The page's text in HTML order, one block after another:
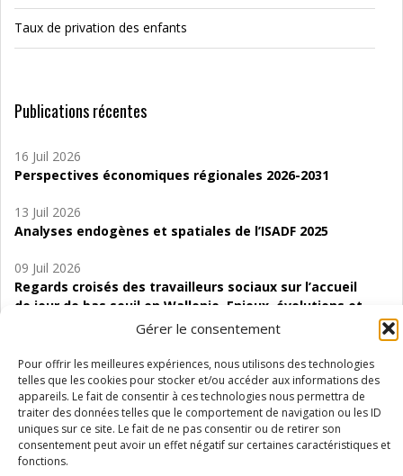
Gérer le consentement
Pour offrir les meilleures expériences, nous utilisons des technologies
telles que les cookies pour stocker et/ou accéder aux informations des
appareils. Le fait de consentir à ces technologies nous permettra de
traiter des données telles que le comportement de navigation ou les ID
uniques sur ce site. Le fait de ne pas consentir ou de retirer son
consentement peut avoir un effet négatif sur certaines caractéristiques et
fonctions.
Taux de privation des enfants
Publications récentes
16 Juil 2026
Perspectives économiques régionales 2026-2031
13 Juil 2026
Analyses endogènes et spatiales de l’ISADF 2025
09 Juil 2026
Regards croisés des travailleurs sociaux sur l’accueil
de jour de bas seuil en Wallonie. Enjeux, évolutions et
06 Juil 2026
Étude d’évaluabilité des Structures
d’accompagnement à l’autocréation d’emploi (SAACE)
01 Juil 2026
Pénurie du personnel infirmier :quels indicateurs